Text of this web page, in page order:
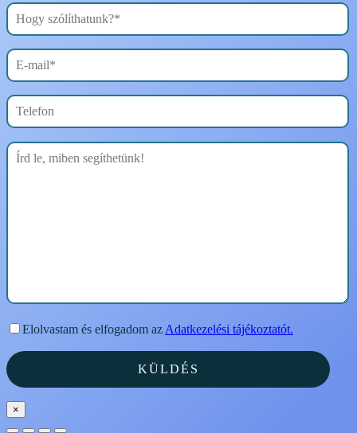
Elolvastam és elfogadom azAdatkezelési tájékoztatót.
×